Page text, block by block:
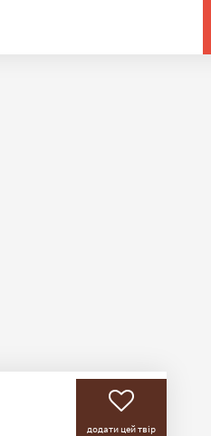
додати цей твір